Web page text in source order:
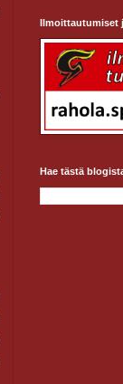
Ilmoittautumiset
Hae tästä